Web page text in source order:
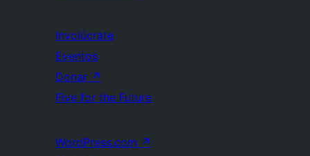
Involúcrate
Eventos
Donar ↗
Five for the Future
WordPress.com ↗